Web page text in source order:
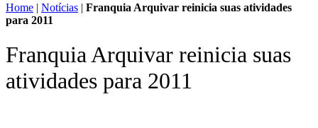
Home | Notícias | Franquia Arquivar reinicia suas atividades
para 2011
Franquia Arquivar reinicia suas
atividades para 2011